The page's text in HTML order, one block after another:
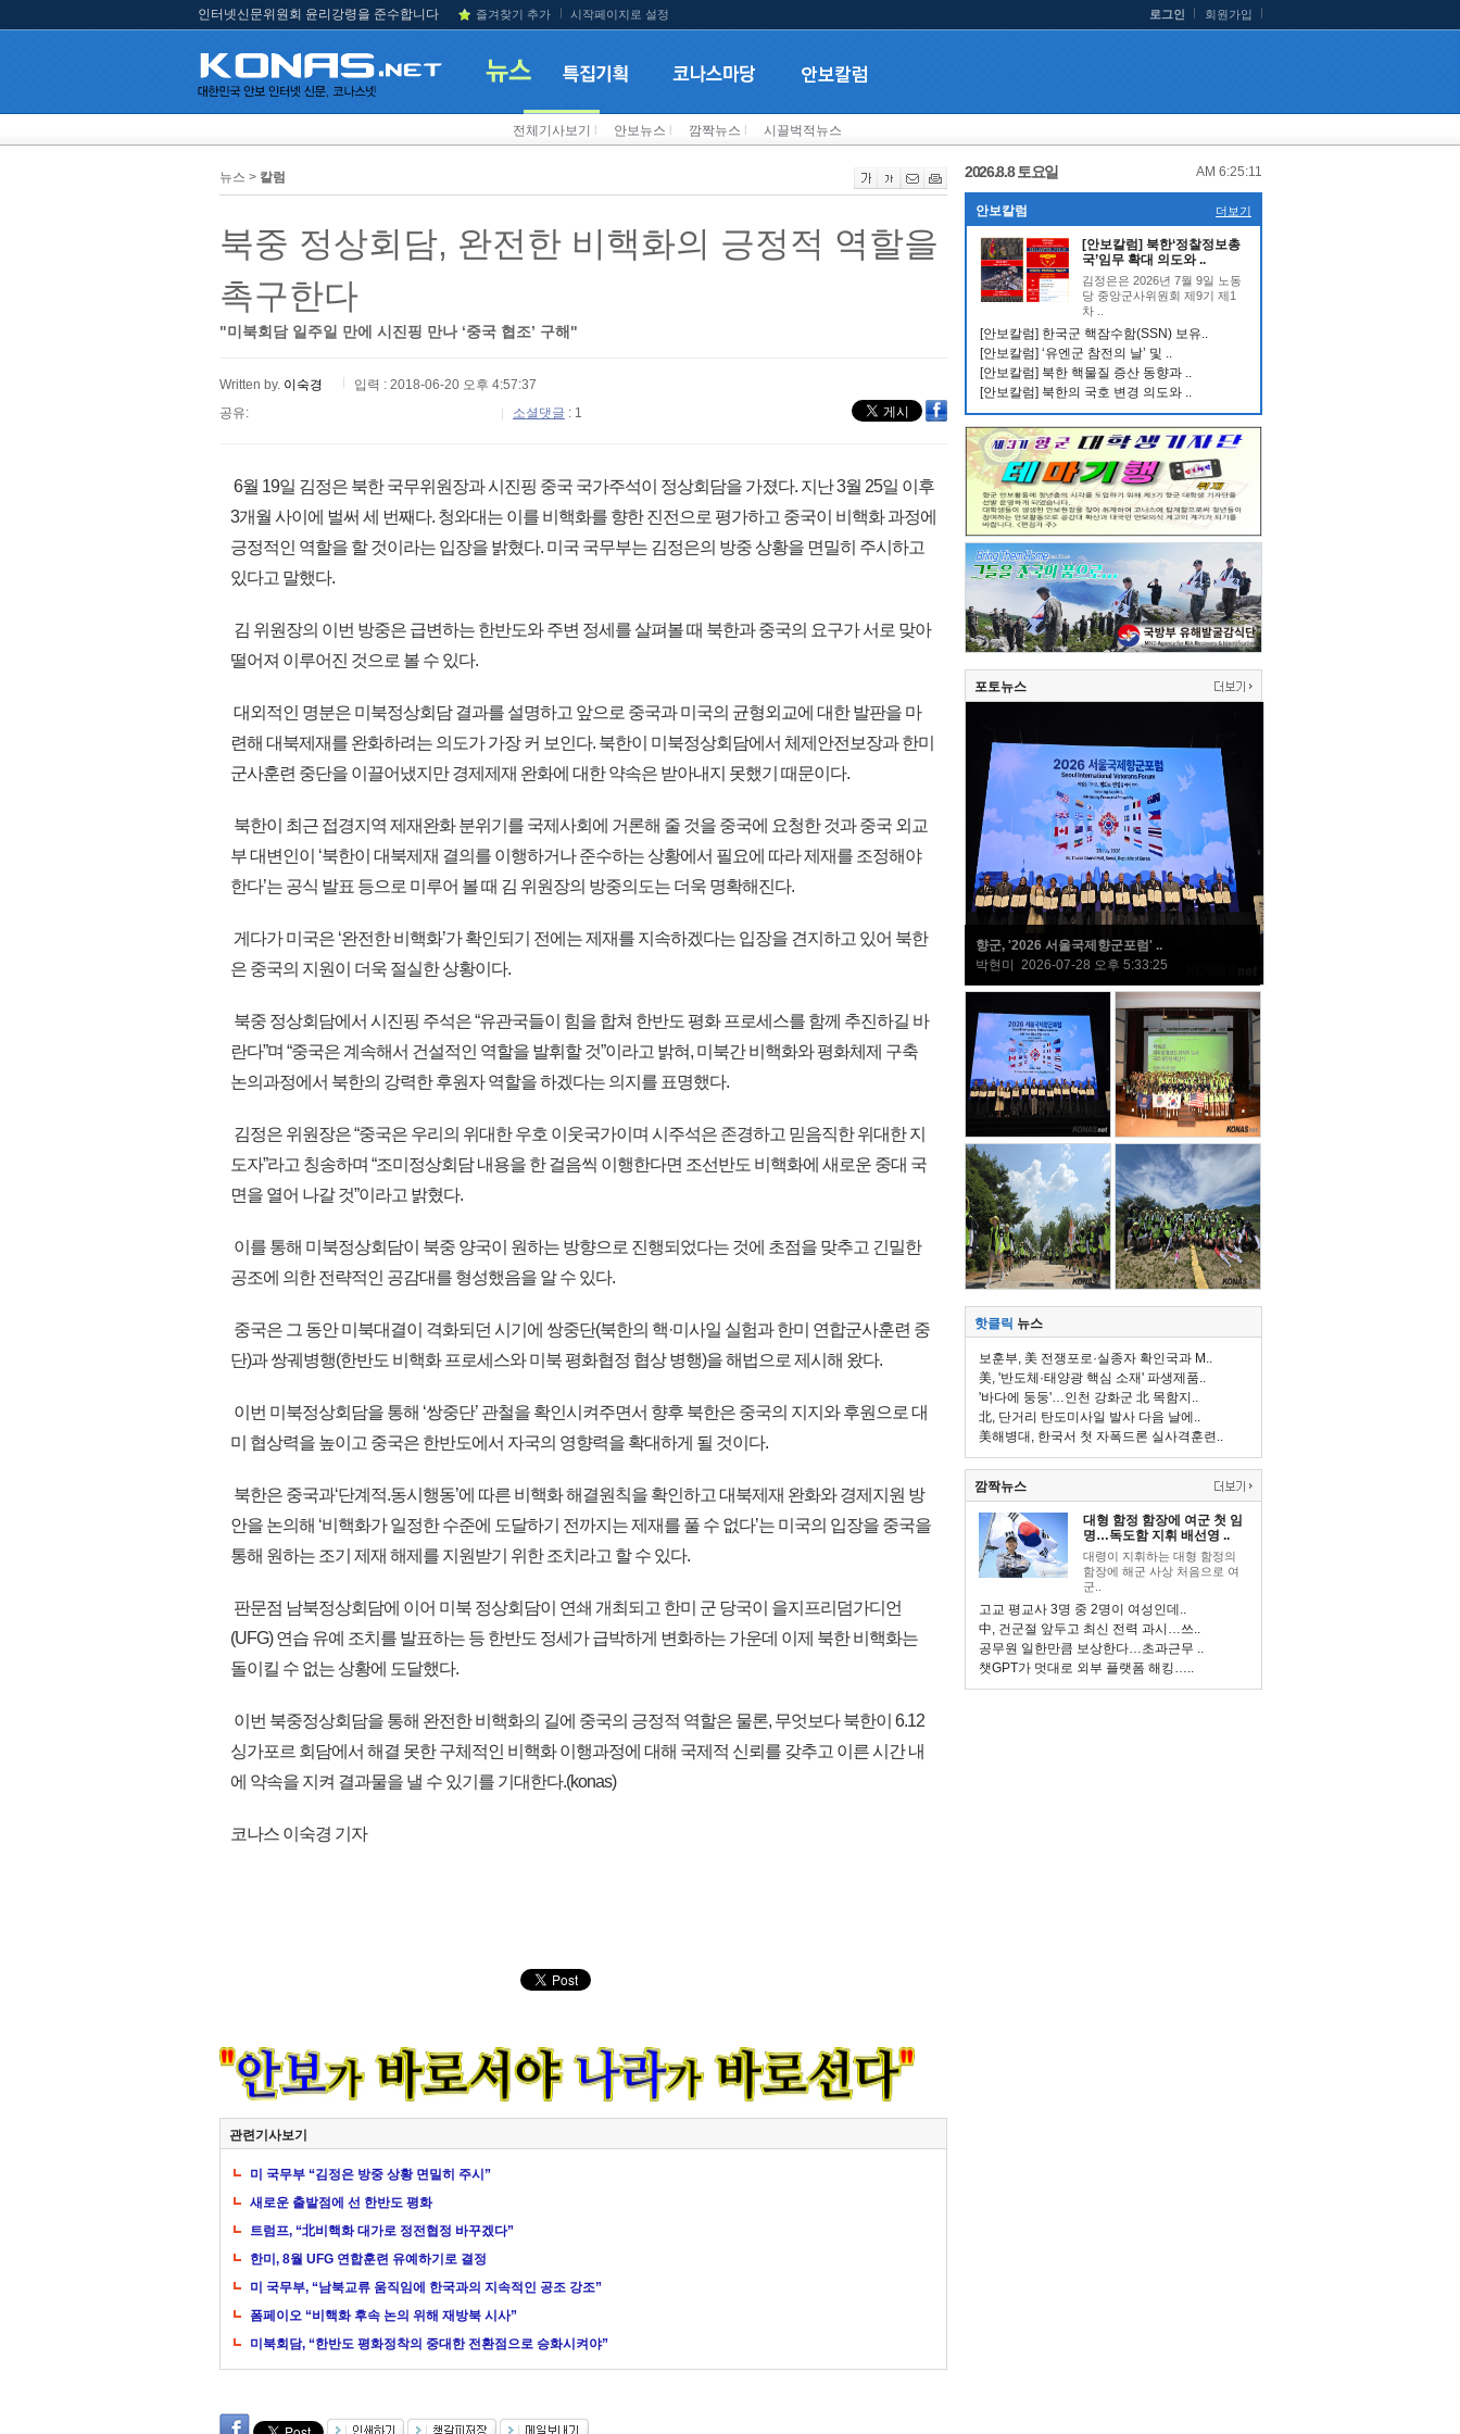
인터넷신문위원회 윤리강령을 준수합니다 즐겨찾기 추가 시작페이지로 설정 로그인 회원가입
전체기사보기 안보뉴스 깜짝뉴스 시끌벅적뉴스
뉴스 > 칼럼
북중 정상회담, 완전한 비핵화의 긍정적 역할을
촉구한다
"미북회담 일주일 만에 시진핑 만나 ‘중국 협조’ 구해"
Written by. 이숙경
입력 : 2018-06-20 오후 4:57:37
공유:
소셜댓글 : 1
6월 19일 김정은 북한 국무위원장과 시진핑 중국 국가주석이 정상회담을 가졌다. 지난 3월 25일 이후
3개월 사이에 벌써 세 번째다. 청와대는 이를 비핵화를 향한 진전으로 평가하고 중국이 비핵화 과정에
긍정적인 역할을 할 것이라는 입장을 밝혔다. 미국 국무부는 김정은의 방중 상황을 면밀히 주시하고
있다고 말했다.
김 위원장의 이번 방중은 급변하는 한반도와 주변 정세를 살펴볼 때 북한과 중국의 요구가 서로 맞아
떨어져 이루어진 것으로 볼 수 있다.
대외적인 명분은 미북정상회담 결과를 설명하고 앞으로 중국과 미국의 균형외교에 대한 발판을 마
련해 대북제재를 완화하려는 의도가 가장 커 보인다. 북한이 미북정상회담에서 체제안전보장과 한미
군사훈련 중단을 이끌어냈지만 경제제재 완화에 대한 약속은 받아내지 못했기 때문이다.
북한이 최근 접경지역 제재완화 분위기를 국제사회에 거론해 줄 것을 중국에 요청한 것과 중국 외교
부 대변인이 ‘북한이 대북제재 결의를 이행하거나 준수하는 상황에서 필요에 따라 제재를 조정해야
한다’는 공식 발표 등으로 미루어 볼 때 김 위원장의 방중의도는 더욱 명확해진다.
게다가 미국은 ‘완전한 비핵화’가 확인되기 전에는 제재를 지속하겠다는 입장을 견지하고 있어 북한
은 중국의 지원이 더욱 절실한 상황이다.
북중 정상회담에서 시진핑 주석은 “유관국들이 힘을 합쳐 한반도 평화 프로세스를 함께 추진하길 바
란다”며 “중국은 계속해서 건설적인 역할을 발휘할 것”이라고 밝혀, 미북간 비핵화와 평화체제 구축
논의과정에서 북한의 강력한 후원자 역할을 하겠다는 의지를 표명했다.
김정은 위원장은 “중국은 우리의 위대한 우호 이웃국가이며 시주석은 존경하고 믿음직한 위대한 지
도자”라고 칭송하며 “조미정상회담 내용을 한 걸음씩 이행한다면 조선반도 비핵화에 새로운 중대 국
면을 열어 나갈 것”이라고 밝혔다.
이를 통해 미북정상회담이 북중 양국이 원하는 방향으로 진행되었다는 것에 초점을 맞추고 긴밀한
공조에 의한 전략적인 공감대를 형성했음을 알 수 있다.
중국은 그 동안 미북대결이 격화되던 시기에 쌍중단(북한의 핵·미사일 실험과 한미 연합군사훈련 중
단)과 쌍궤병행(한반도 비핵화 프로세스와 미북 평화협정 협상 병행)을 해법으로 제시해 왔다.
이번 미북정상회담을 통해 ‘쌍중단’ 관철을 확인시켜주면서 향후 북한은 중국의 지지와 후원으로 대
미 협상력을 높이고 중국은 한반도에서 자국의 영향력을 확대하게 될 것이다.
북한은 중국과‘단계적.동시행동’에 따른 비핵화 해결원칙을 확인하고 대북제재 완화와 경제지원 방
안을 논의해 ‘비핵화가 일정한 수준에 도달하기 전까지는 제재를 풀 수 없다’는 미국의 입장을 중국을
통해 원하는 조기 제재 해제를 지원받기 위한 조치라고 할 수 있다.
판문점 남북정상회담에 이어 미북 정상회담이 연쇄 개최되고 한미 군 당국이 을지프리덤가디언
(UFG) 연습 유예 조치를 발표하는 등 한반도 정세가 급박하게 변화하는 가운데 이제 북한 비핵화는
돌이킬 수 없는 상황에 도달했다.
이번 북중정상회담을 통해 완전한 비핵화의 길에 중국의 긍정적 역할은 물론, 무엇보다 북한이 6.12
싱가포르 회담에서 해결 못한 구체적인 비핵화 이행과정에 대해 국제적 신뢰를 갖추고 이른 시간 내
에 약속을 지켜 결과물을 낼 수 있기를 기대한다.(konas)
코나스 이숙경 기자
관련기사보기
미 국무부 “김정은 방중 상황 면밀히 주시”
새로운 출발점에 선 한반도 평화
트럼프, “北비핵화 대가로 정전협정 바꾸겠다”
한미, 8월 UFG 연합훈련 유예하기로 결정
미 국무부, “남북교류 움직임에 한국과의 지속적인 공조 강조”
폼페이오 “비핵화 후속 논의 위해 재방북 시사”
미북회담, “한반도 평화정착의 중대한 전환점으로 승화시켜야”
2026.8.8 토요일 AM 6:25:12
안보칼럼 더보기
[안보칼럼] 북한‘정찰정보총
국’임무 확대 의도와 ..
김정은은 2026년 7월 9일 노동
당 중앙군사위원회 제9기 제1
차 ..
[안보칼럼] 한국군 핵잠수함(SSN) 보유..
[안보칼럼] ‘유엔군 참전의 날’ 및 ..
[안보칼럼] 북한 핵물질 증산 동향과 ..
[안보칼럼] 북한의 국호 변경 의도와 ..
포토뉴스
향군, '2026 서울국제향군포럼' ..
박현미 2026-07-28 오후 5:33:25
핫클릭 뉴스
보훈부, 美 전쟁포로·실종자 확인국과 M..
美, '반도체·태양광 핵심 소재' 파생제품..
'바다에 둥둥'…인천 강화군 北 목함지..
北, 단거리 탄도미사일 발사 다음 날에..
美해병대, 한국서 첫 자폭드론 실사격훈련..
깜짝뉴스
대형 함정 함장에 여군 첫 임
명…독도함 지휘 배선영 ..
대령이 지휘하는 대형 함정의
함장에 해군 사상 처음으로 여
군..
고교 평교사 3명 중 2명이 여성인데..
中, 건군절 앞두고 최신 전력 과시…쓰..
공무원 일한만큼 보상한다…초과근무 ..
챗GPT가 멋대로 외부 플랫폼 해킹…..